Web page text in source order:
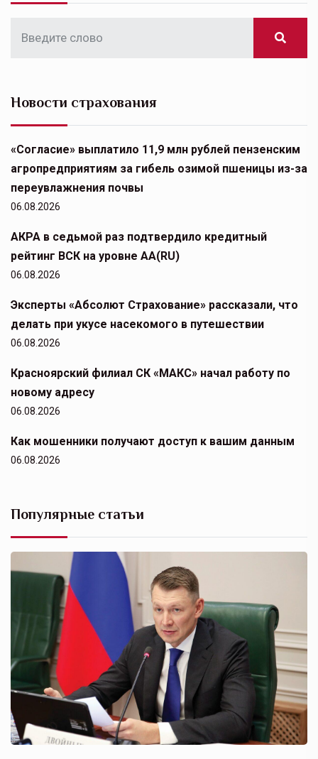
Новости страхования
«Согласие» выплатило 11,9 млн рублей пензенским
агропредприятиям за гибель озимой пшеницы из-за
переувлажнения почвы
06.08.2026
АКРА в седьмой раз подтвердило кредитный
рейтинг ВСК на уровне АА(RU)
06.08.2026
Эксперты «Абсолют Страхование» рассказали, что
делать при укусе насекомого в путешествии
06.08.2026
Красноярский филиал СК «МАКС» начал работу по
новому адресу
06.08.2026
Как мошенники получают доступ к вашим данным
06.08.2026
Популярные статьи